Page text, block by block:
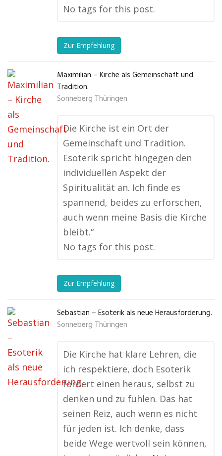
No tags for this post.
Zur Empfehlung
Maximilian – Kirche als Gemeinschaft und
Tradition.
Sonneberg Thüringen
Die Kirche ist ein Ort der
Gemeinschaft und Tradition.
Esoterik spricht hingegen den
individuellen Aspekt der
Spiritualität an. Ich finde es
spannend, beides zu erforschen,
auch wenn meine Basis die Kirche
bleibt.“
No tags for this post.
Zur Empfehlung
Sebastian – Esoterik als neue Herausforderung.
Sonneberg Thüringen
Die Kirche hat klare Lehren, die
ich respektiere, doch Esoterik
fordert einen heraus, selbst zu
denken und zu fühlen. Das hat
seinen Reiz, auch wenn es nicht
für jeden ist. Ich denke, dass
beide Wege wertvoll sein können,